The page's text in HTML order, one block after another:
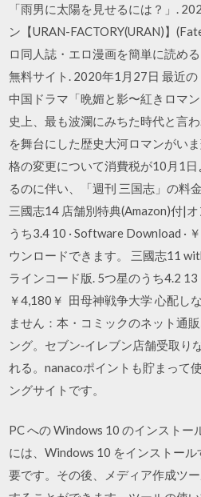
「雨男に太陽を見せるには？」.
ン【URAN-FACTORY(URAN)】
ロ同人誌・エロ漫画を簡単に読め
無料サイト. 2020年1月27日 最近の
中国ドラマ「晩媚と影〜紅きロマ
史上、最も波瀾にみちた時代と言
を舞台にした歴史大河ロマンがい
格の変更について消費税が10月1
るのに伴い、「週刊 三国志」の料
三國志14 店舗別特典(Amazon)付|
うち3.4 10 · Software Download ·
ウンロードできます。 三國志11
ラインコード版. 5つ星のうち4.2 13
￥4,180￥ 田母神戦争大学 心配し
ません：本・コミックのネット通
ング。セブン‐イレブン店舗受取り
れる。nanacoポイントも貯まって
ングサイトです。
PC への Windows 10 のインストー
には、Windows 10 をインストー
要です。その後、メディア作成ツ